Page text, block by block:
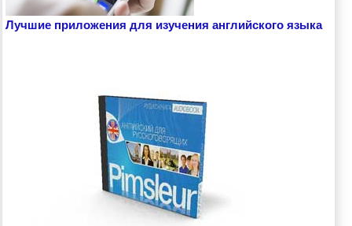
Лучшие приложения для изучения английского языка